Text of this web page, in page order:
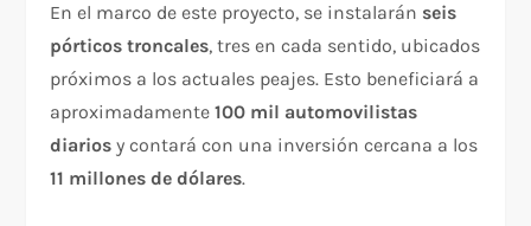
En el marco de este proyecto, se instalarán seis
pórticos troncales, tres en cada sentido, ubicados
próximos a los actuales peajes. Esto beneficiará a
aproximadamente100 mil automovilistas
diarios y contará con una inversión cercana a los
11 millones de dólares.